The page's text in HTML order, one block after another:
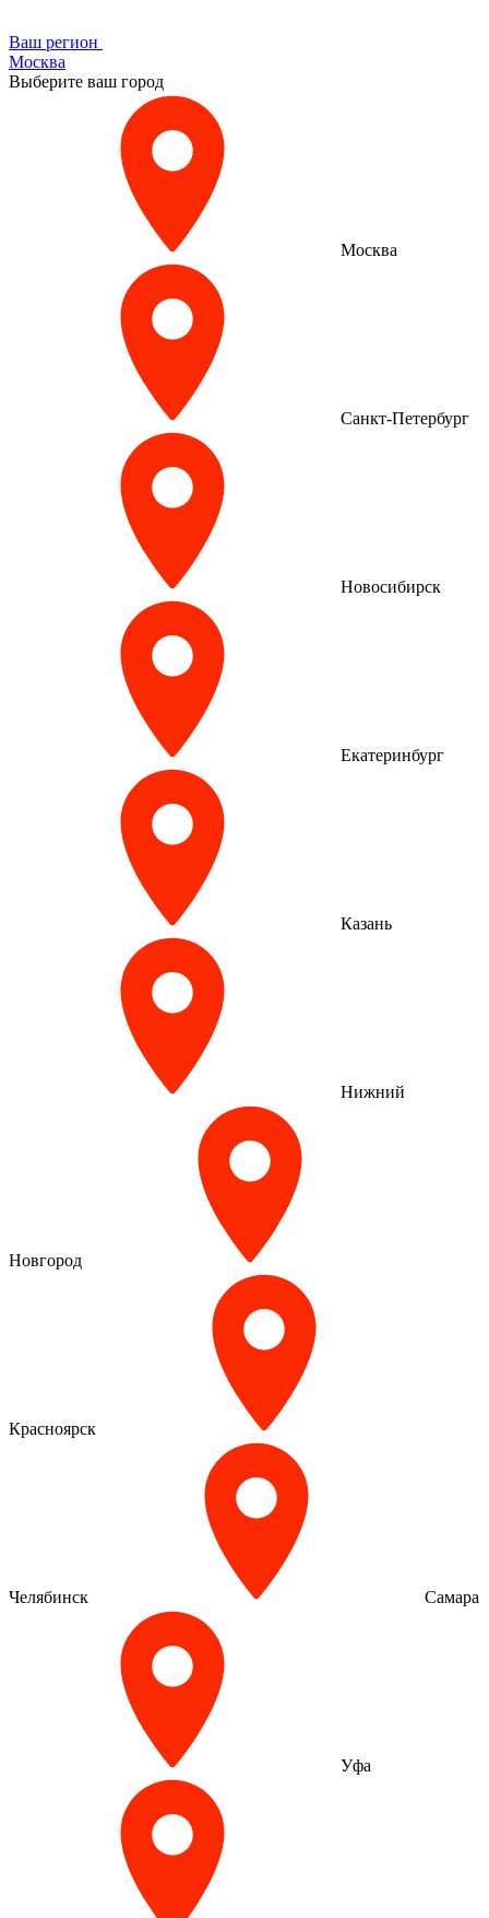
Ваш регион
Москва
Выберите ваш город
Москва
Санкт-Петербург
Новосибирск
Екатеринбург
Казань
Нижний
Новгород
Красноярск
Челябинск Самара
Уфа